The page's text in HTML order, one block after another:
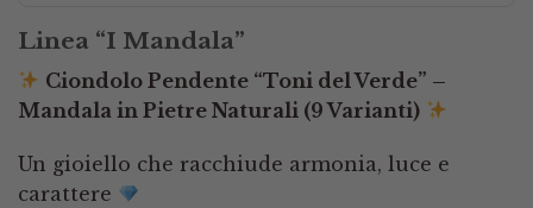
Linea “I Mandala”
Ciondolo Pendente “Toni del Verde” –
Mandala in Pietre Naturali (9 Varianti)
Un gioiello che racchiude armonia, luce e
carattere